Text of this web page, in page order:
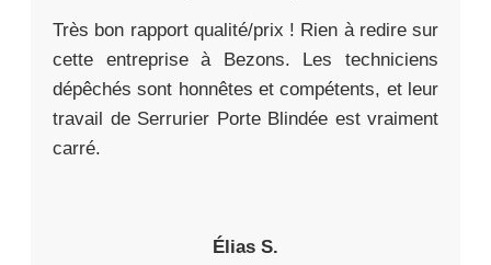
Très bon rapport qualité/prix ! Rien à redire sur
cette entreprise à Bezons. Les techniciens
dépêchés sont honnêtes et compétents, et leur
travail de Serrurier Porte Blindée est vraiment
carré.
Élias S.